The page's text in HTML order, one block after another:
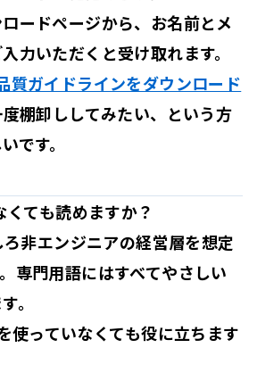
ードページから、お名前とメ
力いただくと受け取れます。
質ガイドラインをダウンロード
棚卸ししてみたい、という方
です。
ても読めますか？
非エンジニアの経営層を想定
専門用語にはすべてやさしい
。
使っていなくても役に立ちます